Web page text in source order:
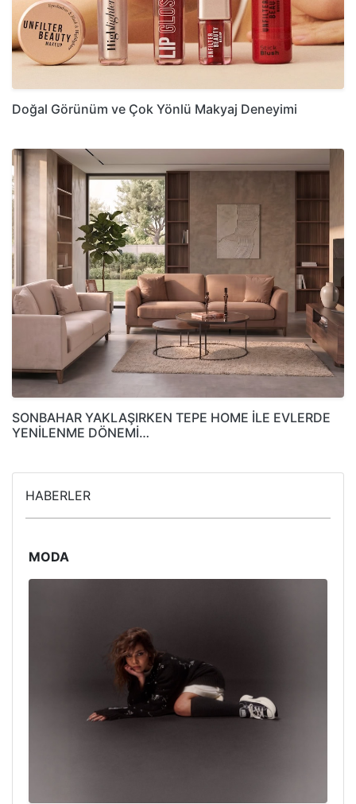
Doğal Görünüm ve Çok Yönlü Makyaj Deneyimi
SONBAHAR YAKLAŞIRKEN TEPE HOME İLE EVLERDE
YENİLENME DÖNEMİ…
HABERLER
MODA